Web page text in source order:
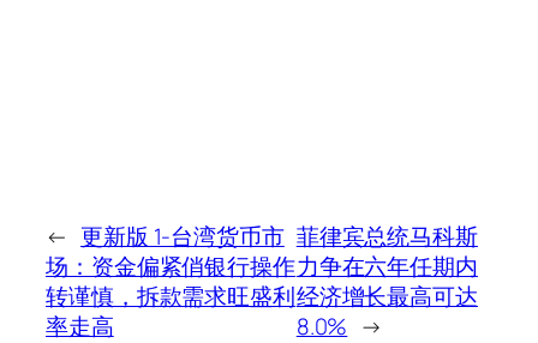
← 更新版 1-台湾货币市
场：资金偏紧俏银行操作
转谨慎，拆款需求旺盛利
率走高
菲律宾总统马科斯
力争在六年任期内
经济增长最高可达
8.0% →